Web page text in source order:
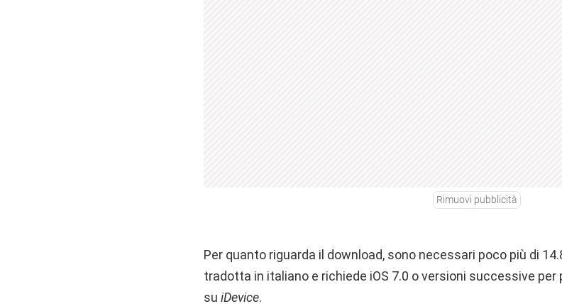
Rimuovi pubblicità
Per quanto riguarda il download, sono necessari poco più di
tradotta in italiano e richiede iOS 7.0 o versioni successive
su iDevice.